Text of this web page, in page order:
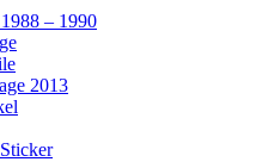
– 1990
2013